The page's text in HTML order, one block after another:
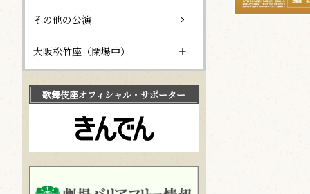
その他の公演
大阪松竹座（閉場中）
歌舞伎座オフィシャル・サポーター